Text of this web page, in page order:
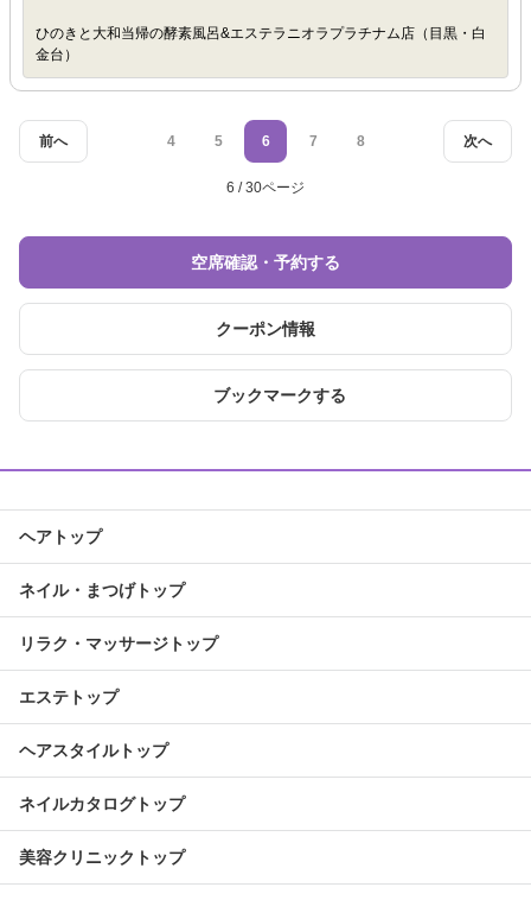
ひのきと大和当帰の酵素風呂&エステラニオラプラチナム店（目黒・白
金台）
前へ 次へ
4 5 6 7 8
6 / 30ページ
空席確認・予約する
クーポン情報
ブックマークする
ヘアトップ
ネイル・まつげトップ
リラク・マッサージトップ
エステトップ
ヘアスタイルトップ
ネイルカタログトップ
美容クリニックトップ